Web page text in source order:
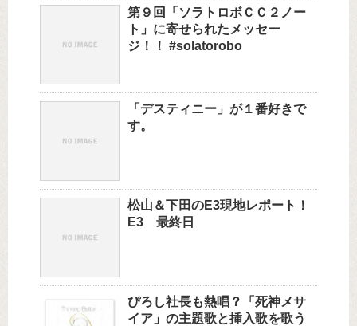
第９回「ソラトロボＣＣ２ノー
ト」に寄せられたメッセー
ジ！！ #solatorobo
「デスティニー」が１番好きで
す。
松山＆下田のE3現地レポート！
E3 最終日
ぴろし社長も熱唱？「死神メサ
イア」の主題歌と挿入歌を歌う